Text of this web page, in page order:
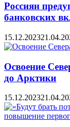
Россиян
банковских
15.12.2023
Освоение
до Арктики
15.12.2023